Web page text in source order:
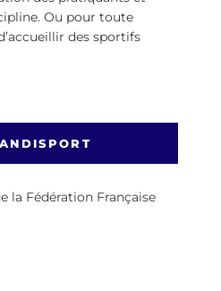
Ou pour toute
des sportifs
la Fédération Française